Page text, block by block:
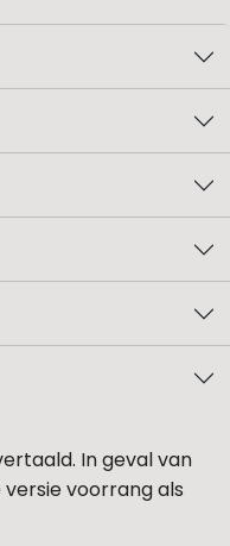
In geval van
voorrang als